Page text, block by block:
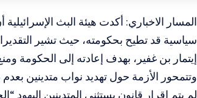
المسار الاخباري: أكدت هيئة البث الإسرائيلية
سياسية قد تطيح بحكومته، حيث تشير
إيتمار بن غفير، بهدف إعادته إلى الحكومة ومنع
وتتمحور الأزمة حول تهديد نواب متدينين
لم يتم إقرار قانون يستثني المتدينين اليهود